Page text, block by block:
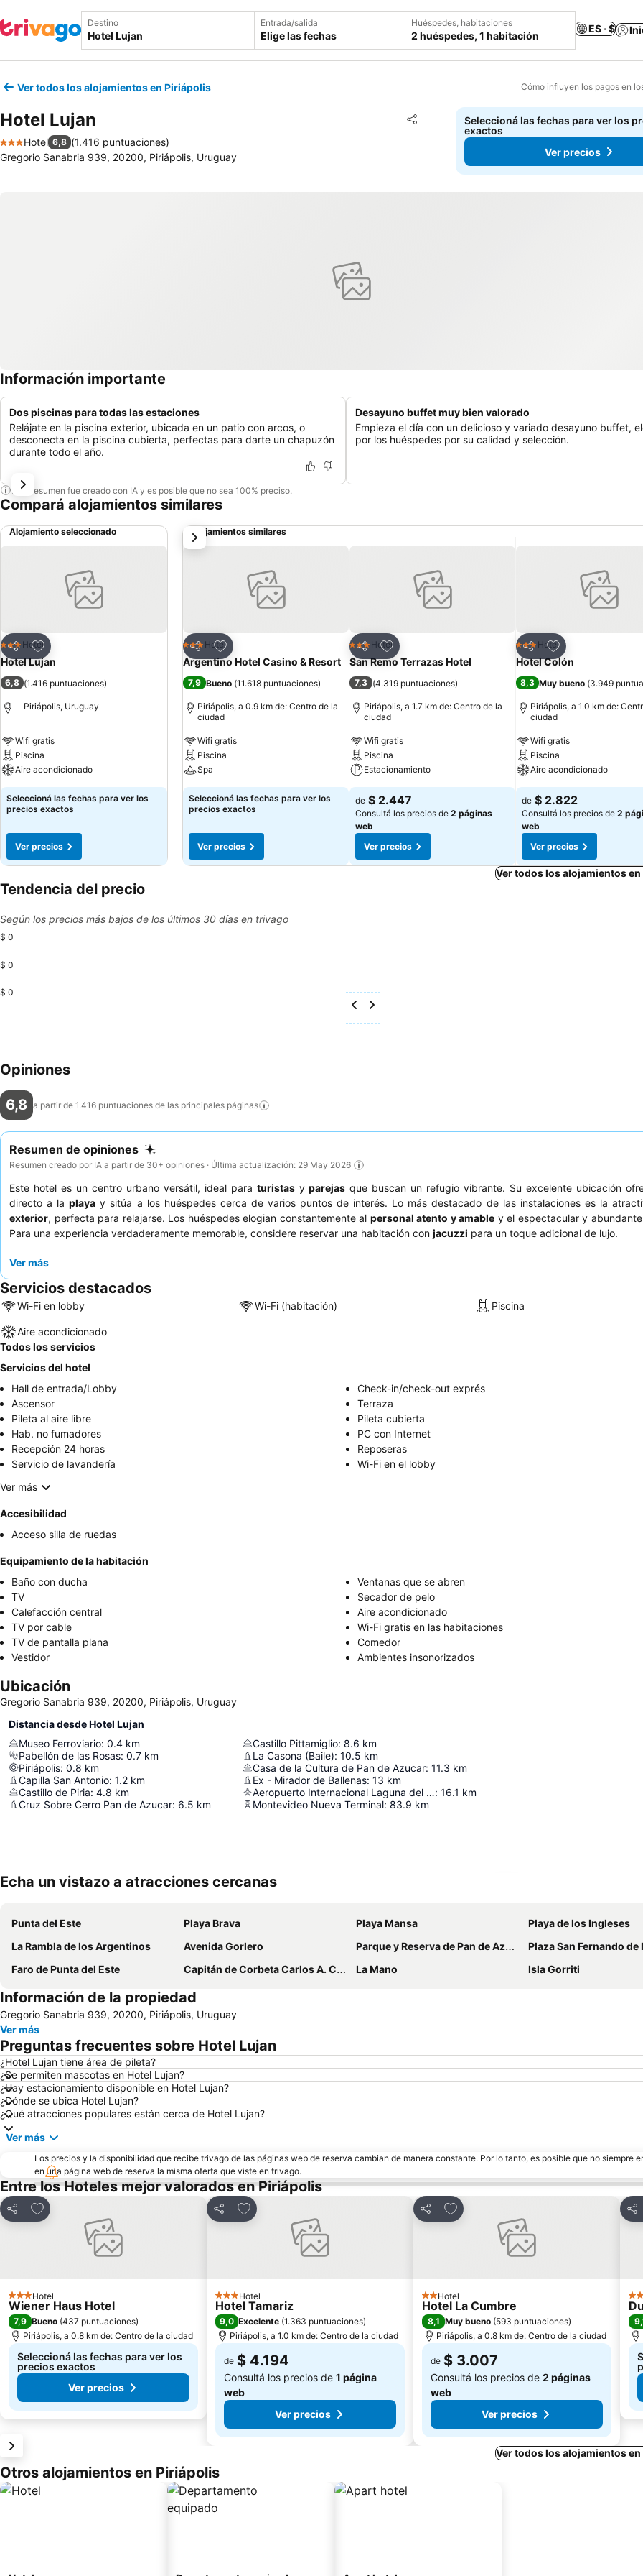
Destino Entrada/salida
Elige las fechas
Huéspedes, habitaciones
2 huéspedes, 1 habitación
ES · $
Ver todos los alojamientos en Piriápolis Cómo influyen los pagos en
Hotel Lujan Compartir
Añadir a favoritos
3 Estrellas
Hotel 6,8 (1.416 puntuaciones)
Gregorio Sanabria 939, 20200, Piriápolis, Uruguay
Seleccioná las fechas para ver los
exactos
Ver precios
Información importante
Dos piscinas para todas las estaciones
Relájate en la piscina exterior, ubicada en un patio con arcos, o
desconecta en la piscina cubierta, perfectas para darte un chapuzón
durante todo el año.
Desayuno buffet muy bien valorado
Empieza el día con un delicioso y variado desayuno buffet,
por los huéspedes por su calidad y selección.
Este resumen fue creado con IA y es posible que no sea 100% preciso.
Compará alojamientos similares
Alojamiento seleccionado
Compartir
Añadir a favoritos
3 Estrellas
Hotel
Hotel Lujan
6,8 (1.416 puntuaciones)
Piriápolis, Uruguay
Wifi gratis
Piscina
Aire acondicionado
Seleccioná las fechas para ver los
precios exactos
Ver precios
Alojamientos similares
Compartir
Añadir a favoritos
3 Estrellas
Hotel
Argentino Hotel Casino & Resort
7,9 Bueno (11.618 puntuaciones)
Piriápolis, a 0.9 km de: Centro de la
ciudad
Wifi gratis
Piscina
Spa
Seleccioná las fechas para ver los
precios exactos
Ver precios
Compartir
Añadir a favoritos
3 Estrellas
Hotel
San Remo Terrazas Hotel
7,3 (4.319 puntuaciones)
Piriápolis, a 1.7 km de: Centro de la
ciudad
Wifi gratis
Piscina
Estacionamiento
de $ 2.447
Consultá los precios de 2 páginas
web
Ver precios
Compartir
Añadir a favoritos
3 Estrellas
Hotel
Hotel Colón
8,3 Muy bueno (3.949
Piriápolis, a 1.0 km de:
ciudad
Wifi gratis
Piscina
Aire acondicionado
de $ 2.822
Consultá los precios de 2
web
Ver precios
siguiente
Ver todos los alojamientos
Tendencia del precio
Según los precios más bajos de los últimos 30 días en trivago
$ 0
$ 0
$ 0
Opiniones
6,8 a partir de 1.416 puntuaciones de las principales páginas
Resumen de opiniones
Resumen creado por IA a partir de 30+ opiniones · Última actualización: 29 May 2026
Este hotel es un centro urbano versátil, ideal para turistasyparejas que buscan un refugio vibrante. Su excelente ubicación
directo a laplaya y sitúa a los huéspedes cerca de varios puntos de interés. Lo más destacado de las instalaciones es la
exterior, perfecta para relajarse. Los huéspedes elogian constantemente al personal atento y amable y el espectacular y
Para una experiencia verdaderamente memorable, considere reservar una habitación con jacuzzi para un toque adicional de lujo.
Ver más
Servicios destacados
Wi-Fi en lobby Wi-Fi (habitación) Piscina
Aire acondicionado
Todos los servicios
Servicios del hotel
Hall de entrada/Lobby
Check-in/check-out exprés
Ascensor
Terraza
Pileta al aire libre
Pileta cubierta
Hab. no fumadores
PC con Internet
Recepción 24 horas
Reposeras
Servicio de lavandería
Wi-Fi en el lobby
Ver más
Accesibilidad
Acceso silla de ruedas
Equipamiento de la habitación
Baño con ducha
Ventanas que se abren
TV
Secador de pelo
Calefacción central
Aire acondicionado
TV por cable
Wi-Fi gratis en las habitaciones
TV de pantalla plana
Comedor
Vestidor
Ambientes insonorizados
Ubicación
Gregorio Sanabria 939, 20200, Piriápolis, Uruguay
Distancia desde Hotel Lujan
Museo Ferroviario: 0.4 km
Pabellón de las Rosas: 0.7 km
Piriápolis: 0.8 km
Capilla San Antonio: 1.2 km
Castillo de Piria: 4.8 km
Cruz Sobre Cerro Pan de Azucar: 6.5 km
Castillo Pittamiglio: 8.6 km
La Casona (Baile): 10.5 km
Casa de la Cultura de Pan de Azucar: 11.3 km
Ex - Mirador de Ballenas: 13 km
Aeropuerto Internacional Laguna del Sauce "Capitán de Corbeta Carlos Curbelo": 16.1 km
Montevideo Nueva Terminal: 83.9 km
Echa un vistazo a atracciones cercanas
Punta del Este Playa Brava Playa Mansa
Playa de los Ingleses
La Rambla de los Argentinos
Avenida Gorlero Parque y Reserva de Pan de Azúcar
Plaza San Fernando de
Faro de Punta del Este
Capitán de Corbeta Carlos A. Curbelo International Airport La Mano Isla Gorriti
Información de la propiedad
Gregorio Sanabria 939, 20200, Piriápolis, Uruguay
Ver más
Preguntas frecuentes sobre Hotel Lujan
¿Hotel Lujan tiene área de pileta?
¿Se permiten mascotas en Hotel Lujan?
¿Hay estacionamiento disponible en Hotel Lujan?
¿Dónde se ubica Hotel Lujan?
¿Qué atracciones populares están cerca de Hotel Lujan?
Ver más
Los precios y la disponibilidad que recibe trivago de las páginas web de reserva cambian de manera constante. Por lo tanto, es posible que no siempre
en una página web de reserva la misma oferta que viste en trivago.
Entre los Hoteles mejor valorados en Piriápolis
Compartir
Añadir a favoritos
3 Estrellas
Hotel
Wiener Haus Hotel
7,9 Bueno (437 puntuaciones)
Piriápolis, a 0.8 km de: Centro de la ciudad
Seleccioná las fechas para ver los
precios exactos
Ver precios
Compartir
Añadir a favoritos
3 Estrellas
Hotel
Hotel Tamariz
9,0 Excelente (1.363 puntuaciones)
Piriápolis, a 1.0 km de: Centro de la ciudad
de $ 4.194
Consultá los precios de 1 página
web
Ver precios
Compartir
Añadir a favoritos
2 Estrellas
Hotel
Hotel La Cumbre
8,1 Muy bueno (593 puntuaciones)
Piriápolis, a 0.8 km de: Centro de la ciudad
de $ 3.007
Consultá los precios de 2 páginas
web
Ver precios
3
Ver todos los alojamientos
Otros alojamientos en Piriápolis